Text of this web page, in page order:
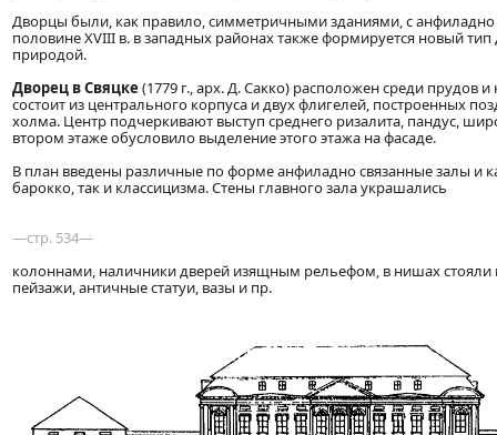
Дворцы были, как правило, симметричными зданиями, с
половине XVIII в. в западных районах также формируется новый
природой.
Дворец в Свяцке (1779 г., арх. Д. Сакко) расположен среди
состоит из центрального корпуса и двух флигелей, построенных
холма. Центр подчеркивают выступ среднего ризалита, пандус,
втором этаже обусловило выделение этого этажа на фасаде.
В план введены различные по форме анфиладно связанные залы и
барокко, так и классицизма. Стены главного зала украшались
—стр. 534—
колоннами, наличники дверей изящным рельефом, в нишах стояли
пейзажи, античные статуи, вазы и пр.